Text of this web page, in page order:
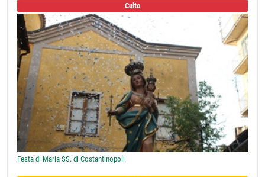
Culto
Festa di Maria SS. di Costantinopoli